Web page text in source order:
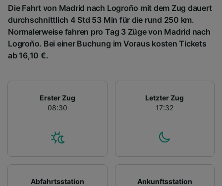
Die Fahrt von Madrid nach Logroño mit dem Zug dauert
durchschnittlich 4 Std 53 Min für die rund 250 km.
Normalerweise fahren pro Tag 3 Züge von Madrid nach
Logroño. Bei einer Buchung im Voraus kosten Tickets
ab 16,10 €.
Erster Zug
08:30
Letzter Zug
17:32
Abfahrtsstation
Ankunftsstation